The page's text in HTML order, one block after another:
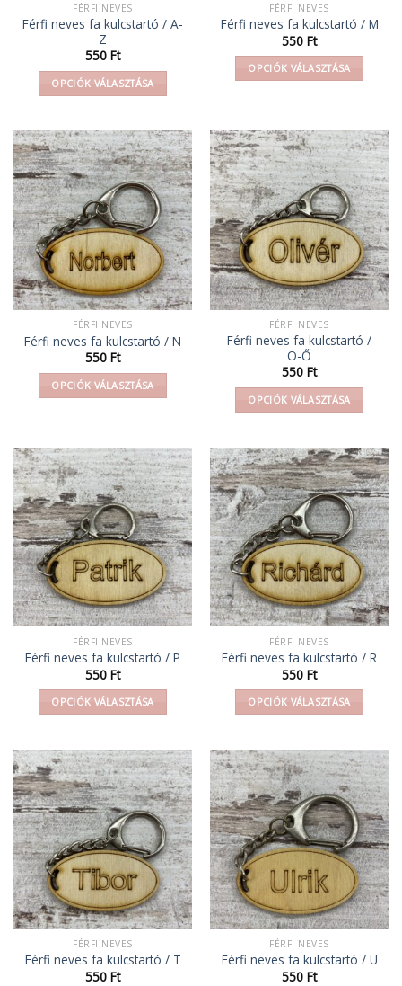
FÉRFI NEVES
Férfi neves fa kulcstartó / A-
Z
550 Ft
OPCIÓK VÁLASZTÁSA
terméknek
több
variációja
van.
A
változatok
a
termékoldalon
választhatók
ki
FÉRFI NEVES
Férfi neves fa kulcstartó / M
550 Ft
OPCIÓK VÁLASZTÁSA
terméknek
több
variációja
van.
A
változatok
a
termékoldalon
választhatók
ki
FÉRFI NEVES
Férfi neves fa kulcstartó / N
550 Ft
OPCIÓK VÁLASZTÁSA
terméknek
több
variációja
van.
A
változatok
a
termékoldalon
választhatók
ki
FÉRFI NEVES
Férfi neves fa kulcstartó /
O-Ő
550 Ft
OPCIÓK VÁLASZTÁSA
terméknek
több
variációja
van.
A
változatok
a
termékoldalon
választhatók
ki
FÉRFI NEVES
Férfi neves fa kulcstartó / P
550 Ft
OPCIÓK VÁLASZTÁSA
terméknek
több
variációja
van.
A
változatok
a
termékoldalon
választhatók
ki
FÉRFI NEVES
Férfi neves fa kulcstartó / R
550 Ft
OPCIÓK VÁLASZTÁSA
terméknek
több
variációja
van.
A
változatok
a
termékoldalon
választhatók
ki
FÉRFI NEVES
Férfi neves fa kulcstartó / T
550 Ft
FÉRFI NEVES
Férfi neves fa kulcstartó / U
550 Ft